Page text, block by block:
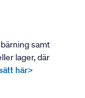
samt
lager, där
här>